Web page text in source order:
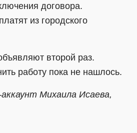
договора.
из городского
второй раз.
работу пока не нашлось.
Михаила Исаева,